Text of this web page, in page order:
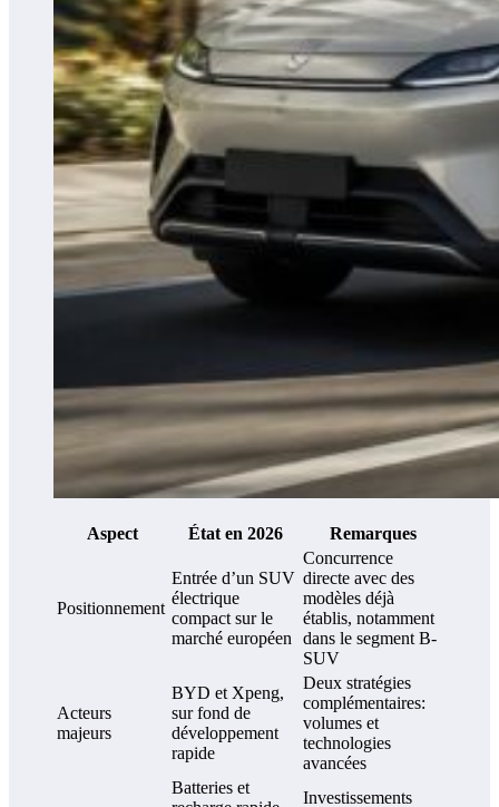
Aspect État en 2026 Remarques
Positionnement
Entrée d’un SUV
électrique
compact sur le
marché européen
Concurrence
directe avec des
modèles déjà
établis, notamment
dans le segment B-
SUV
Acteurs
majeurs
BYD et Xpeng,
sur fond de
développement
rapide
Deux stratégies
complémentaires:
volumes et
technologies
avancées
Batteries et
Investissements